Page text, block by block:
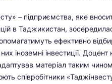
– підприємства, яке
в Таджикистан,
ефективно
іноземні інвестиції.
матеріал таким
співробітники